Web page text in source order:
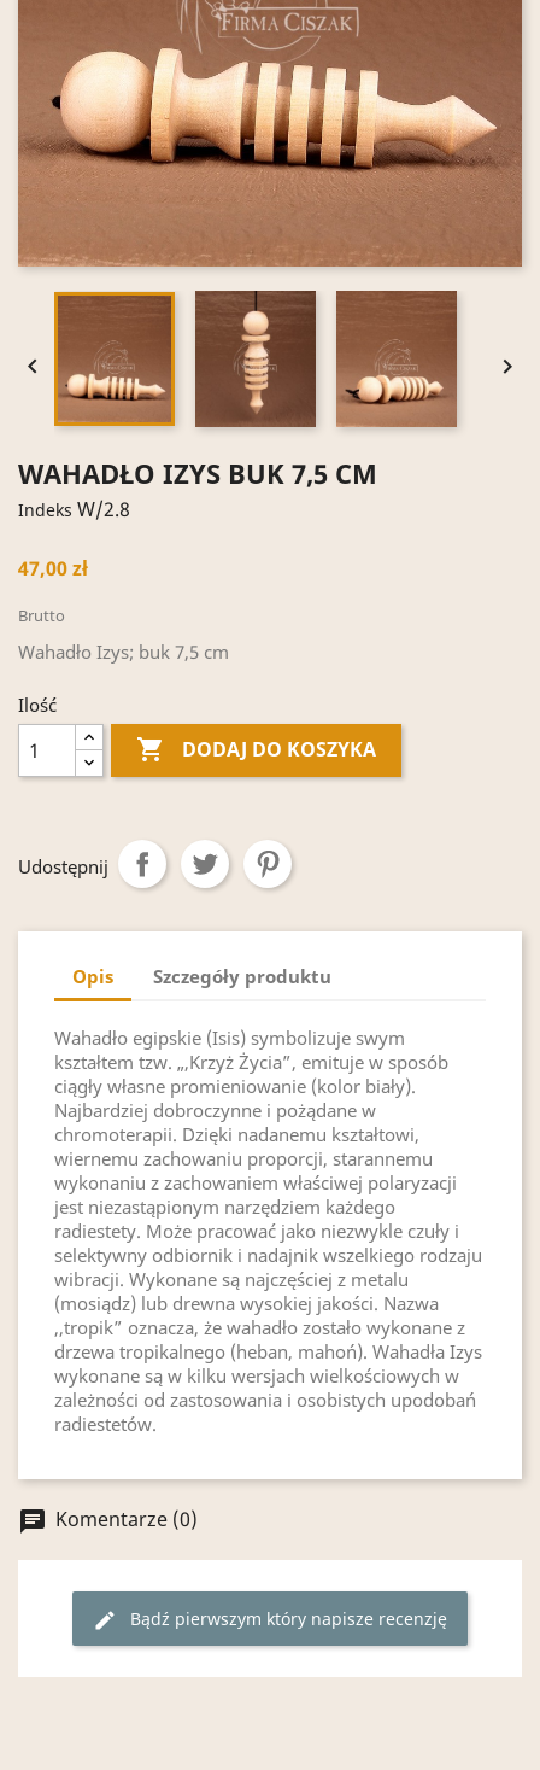
 
WAHADŁO IZYS BUK 7,5 CM
Indeks W/2.8
47,00 zł
Brutto
Wahadło Izys; buk 7,5 cm
Ilość
 DODAJ DO KOSZYKA
Udostępnij
Opis Szczegóły produktu
Wahadło egipskie (Isis) symbolizuje swym
kształtem tzw. „,Krzyż Życia”, emituje w sposób
ciągły własne promieniowanie (kolor biały).
Najbardziej dobroczynne i pożądane w
chromoterapii. Dzięki nadanemu kształtowi,
wiernemu zachowaniu proporcji, starannemu
wykonaniu z zachowaniem właściwej polaryzacji
jest niezastąpionym narzędziem każdego
radiestety. Może pracować jako niezwykle czuły i
selektywny odbiornik i nadajnik wszelkiego rodzaju
wibracji. Wykonane są najczęściej z metalu
(mosiądz) lub drewna wysokiej jakości. Nazwa
,,tropik” oznacza, że wahadło zostało wykonane z
drzewa tropikalnego (heban, mahoń). Wahadła Izys
wykonane są w kilku wersjach wielkościowych w
zależności od zastosowania i osobistych upodobań
radiestetów.
chat Komentarze (0)
edit Bądź pierwszym który napisze recenzję